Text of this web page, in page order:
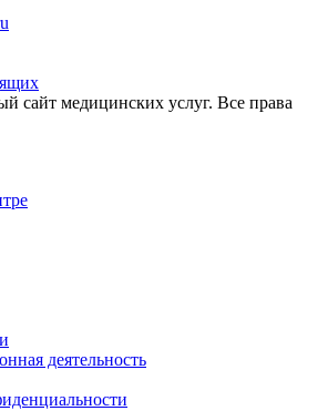
сайт медицинских услуг. Все права
деятельность